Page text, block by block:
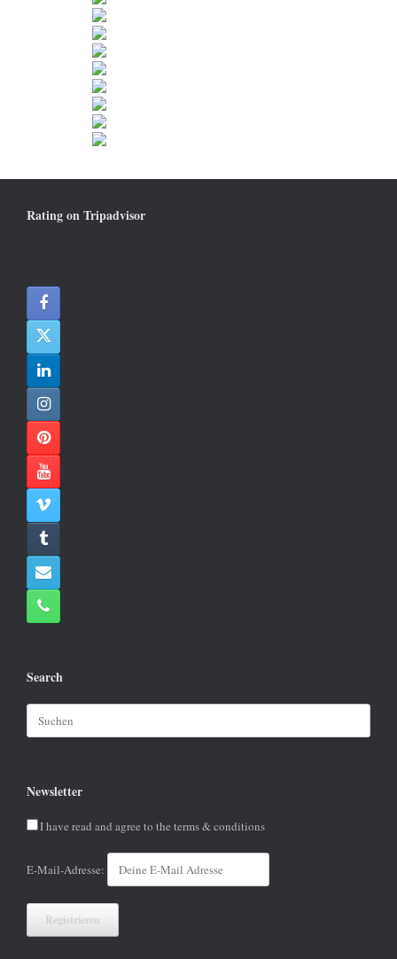
Rating on Tripadvisor
Search
Suchen
nach:
Newsletter
I have read and agree to the terms & conditions
E-Mail-Adresse: